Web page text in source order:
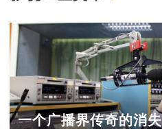
一个广播界传奇的消